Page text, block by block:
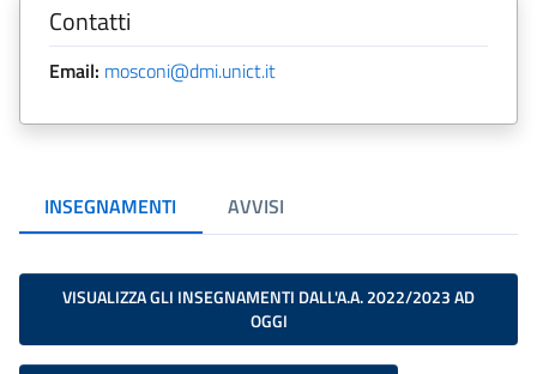
Contatti
Email: mosconi@dmi.unict.it
INSEGNAMENTI AVVISI
VISUALIZZA GLI INSEGNAMENTI DALL'A.A. 2022/2023 AD
OGGI